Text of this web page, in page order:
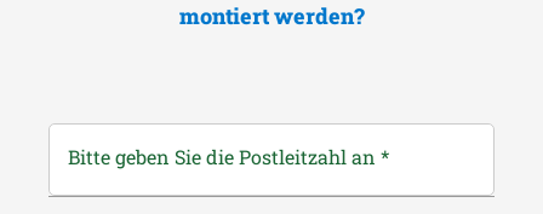
montiert werden?
Bitte geben Sie die Postleitzahl an *